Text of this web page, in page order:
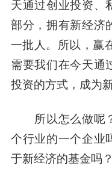
天通过创业投资、
部分，拥有新经济
一批人。所以，赢
需要我们在今天通
投资的方式，成为
所以怎么做呢？
个行业的一个企业
于新经济的基金吗？